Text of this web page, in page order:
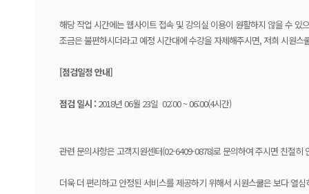
해당 작업 시간에는 웹사이트 접속 및 강의실 이용이 원활하지 않을 수 있
조금은 불편하시더라고 예정 시간대에 수강을 자제해주시면, 저희 시원
[점검일정안내]
점검 일시 :2018년 06월 23일 02:00 ~ 06:00(4시간)
관련 문의사항은 고객지원센터(02-6409-0878)로 문의하여 주시면 친절히
더욱 더 편리하고 안정된 서비스를 제공하기 위해서 시원스쿨은 보다 열